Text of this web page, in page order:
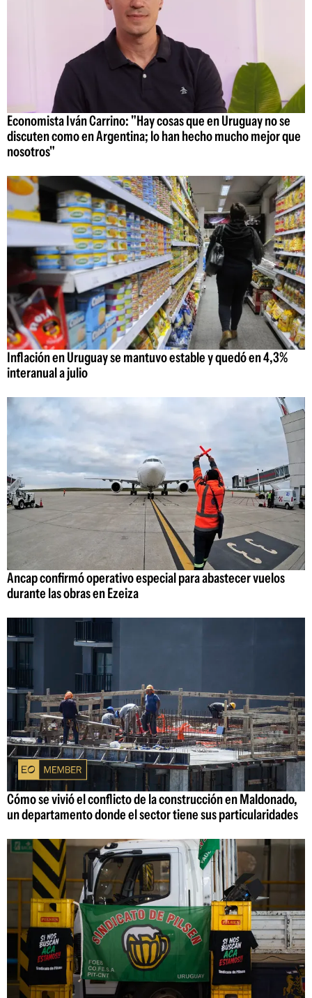
Economista Iván Carrino: "Hay cosas que en Uruguay no se
discuten como en Argentina; lo han hecho mucho mejor que
nosotros"
Inflación en Uruguay se mantuvo estable y quedó en 4,3%
interanual a julio
Ancap confirmó operativo especial para abastecer vuelos
durante las obras en Ezeiza
Cómo se vivió el conflicto de la construcción en Maldonado,
un departamento donde el sector tiene sus particularidades